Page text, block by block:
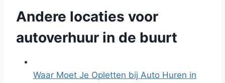
Andere locaties voor
autoverhuur in de buurt
Waar Moet Je Opletten bij Auto Huren in